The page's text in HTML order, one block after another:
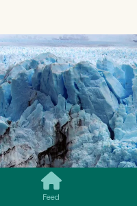
Feed
SMILES